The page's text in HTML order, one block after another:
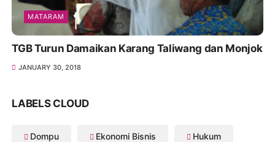
MATARAM
TGB Turun Damaikan Karang Taliwang dan Monjok
JANUARY 30, 2018
LABELS CLOUD
Dompu Ekonomi Bisnis Hukum